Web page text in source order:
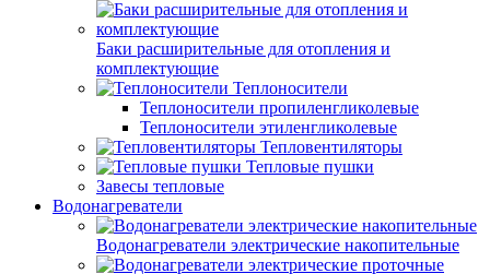
Баки расширительные для отопления и
комплектующие
Теплоносители
Теплоносители пропиленгликолевые
Теплоносители этиленгликолевые
Тепловентиляторы
Тепловые пушки
Завесы тепловые
Водонагреватели
Водонагреватели электрические накопительные